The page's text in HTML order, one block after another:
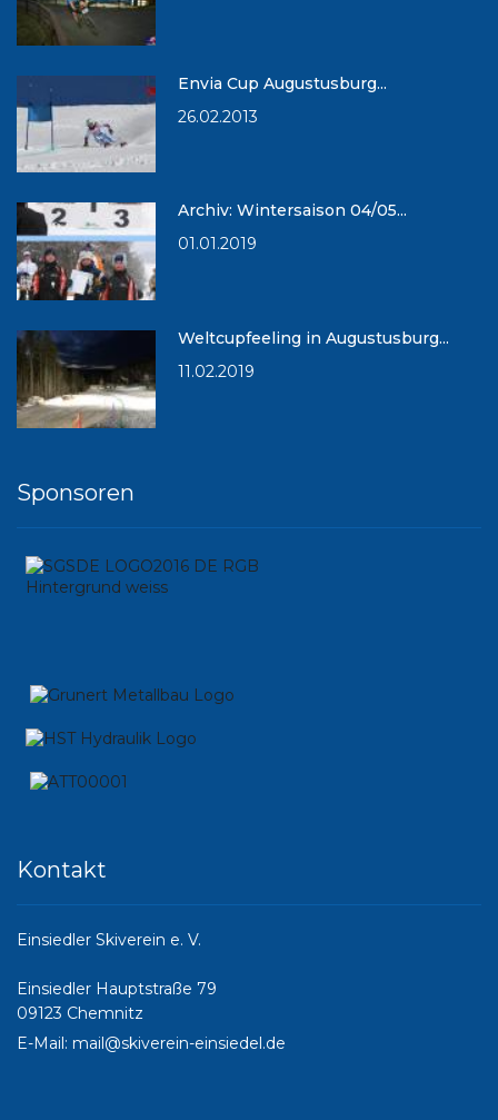
Envia Cup Augustusburg...
26.02.2013
Archiv: Wintersaison 04/05...
01.01.2019
Weltcupfeeling in Augustusburg...
11.02.2019
Sponsoren
Kontakt
Einsiedler Skiverein e. V.
Einsiedler Hauptstraße 79
09123 Chemnitz
E-Mail: mail@skiverein-einsiedel.de